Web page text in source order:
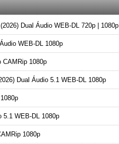
Dual Áudio WEB-DL 720p | 1080p
WEB-DL 1080p
CAMRip 1080p
Dual Áudio 5.1 WEB-DL 1080p
5.1 WEB-DL 1080p
1080p